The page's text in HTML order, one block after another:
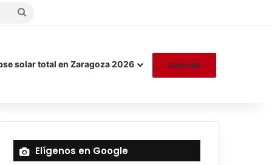
Buscar
solar total en Zaragoza 2026 Suscribir
Elígenos en Google